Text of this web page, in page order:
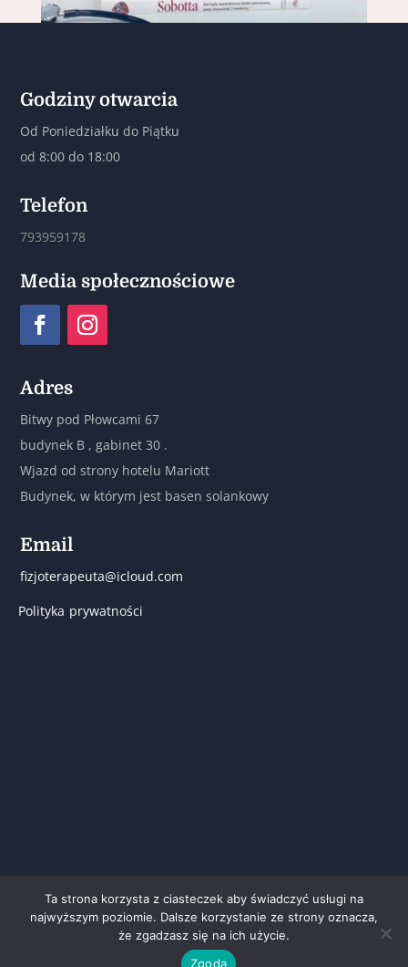
Godziny otwarcia
Od Poniedziałku do Piątku
od 8:00 do 18:00
Telefon
793959178
Media społecznościowe
Adres
Bitwy pod Płowcami 67
budynek B , gabinet 30 .
Wjazd od strony hotelu Mariott
Budynek, w którym jest basen solankowy
Email
fizjoterapeuta@icloud.com
Polityka prywatności
Ta strona korzysta z ciasteczek aby świadczyć usługi na
najwyższym poziomie. Dalsze korzystanie ze strony oznacza,
że zgadzasz się na ich użycie.
Zgoda